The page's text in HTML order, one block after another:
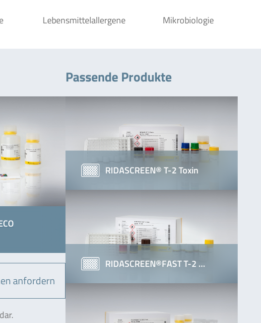
Lebensmittelallergene Mikrobiologie
anfordern
Passende Produkte
RIDASCREEN® T-2 Toxin
RIDASCREEN®FAST T-2 …